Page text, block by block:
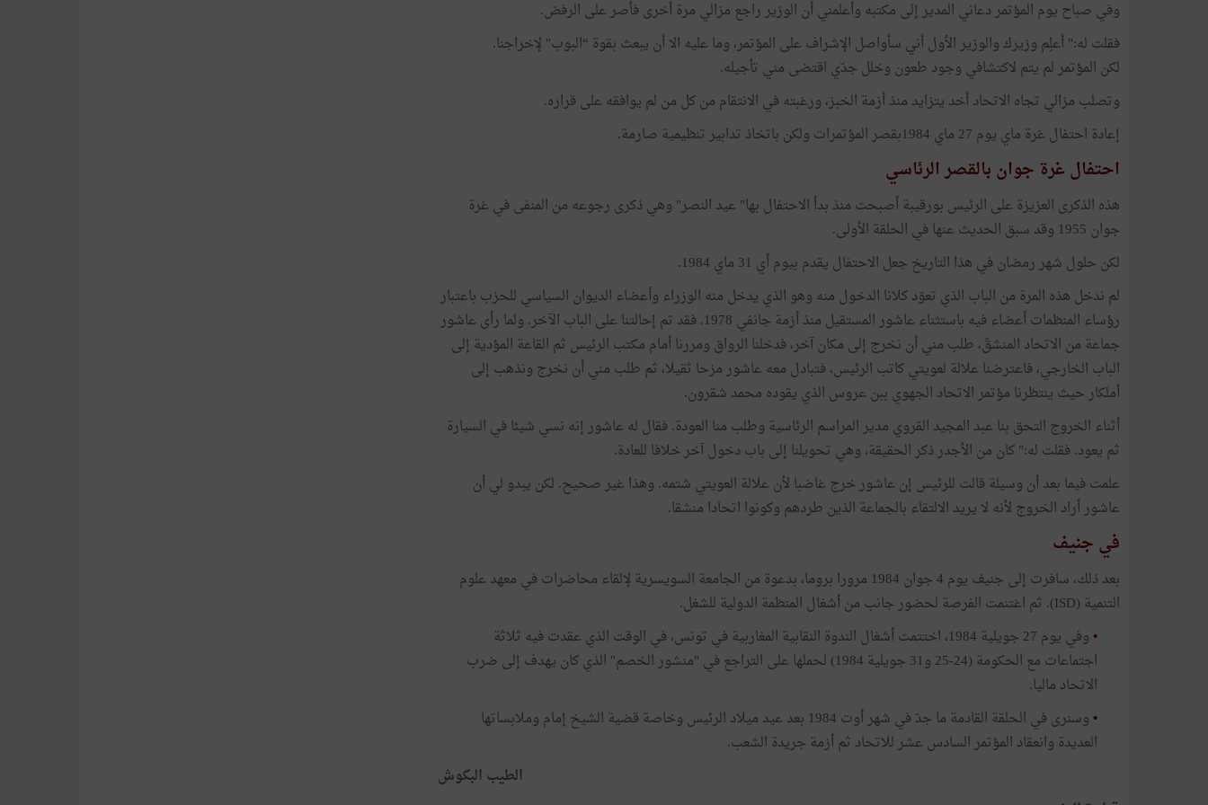
وفي صباح يوم المؤتمر دعاني المدير إلى مكتبه وأعلمني أن الوزير راجع مزالي مرة أخرى فأصر على الرفض.
فقلت له:" أعلِم وزيرك والوزير الأول أني سأواصل الإشراف على المؤتمر، وما عليه الا أن يبعث بقوة “البوب" لإخراجنا.
لكن المؤتمر لم يتم لاكتشافي وجود طعون وخلل جدّي اقتضى مني تأجيله.
وتصلب مزالي تجاه الاتحاد أخد يتزايد منذ أزمة الخبز، ورغبته في الانتقام من كل من لم يوافقه على قراره.
إعادة احتفال غرة ماي يوم 27 ماي 1984بقصر المؤتمرات ولكن باتخاذ تدابير تنظيمية صارمة.
احتفال غرة جوان بالقصر الرئاسي
هذه الذكرى العزيزة على الرئيس بورقيبة أصبحت منذ بدأ الاحتفال بها" عيد النصر" وهي ذكرى رجوعه من المنفى في غرة
جوان 1955 وقد سبق الحديث عنها في الحلقة الأولى.
لكن حلول شهر رمضان في هذا التاريخ جعل الاحتفال يقدم بيوم أي 31 ماي 1984.
لم ندخل هذه المرة من الباب الذي تعوّد كلانا الدخول منه وهو الذي يدخل منه الوزراء وأعضاء الديوان السياسي للحزب باعتبار
رؤساء المنظمات أعضاء فيه باستثناء عاشور المستقيل منذ أزمة جانفي 1978. فقد تم إحالتنا على الباب الآخر. ولما رأى عاشور
جماعة من الاتحاد المنشقّ، طلب مني أن نخرج إلى مكان آخر، فدخلنا الرواق ومررنا أمام مكتب الرئيس ثم القاعة المؤدية إلى
الباب الخارجي، فاعترضنا علالة لعويتي كاتب الرئيس، فتبادل معه عاشور مزحا ثقيلا، ثم طلب مني أن نخرج ونذهب إلى
أملكار حيث ينتظرنا مؤتمر الاتحاد الجهوي ببن عروس الذي يقوده محمد شقرون.
أثناء الخروج التحق بنا عبد المجيد القروي مدير المراسم الرئاسية وطلب منا العودة. فقال له عاشور إنه نسي شيئا في السيارة
ثم يعود. فقلت له:" كان من الأجدر ذكر الحقيقة، وهي تحويلنا إلى باب دخول آخر خلافا للعادة.
علمت فيما بعد أن وسيلة قالت للرئيس إن عاشور خرج غاضبا لأن علالة العويتي شتمه. وهذا غير صحيح. لكن يبدو لي أن
عاشور أراد الخروج لأنه لا يريد الالتقاء بالجماعة الذين طردهم وكونوا اتحادا منشقا.
في جنيف
بعد ذلك، سافرت إلى جنيف يوم 4 جوان 1984 مرورا بروما، بدعوة من الجامعة السويسرية لإلقاء محاضرات في معهد علوم
التنمية (ISD). ثم اغتنمت الفرصة لحضور جانب من أشغال المنظمة الدولية للشغل.
•
وفي يوم 27 جويلية 1984، اختتمت أشغال الندوة النقابية المغاربية في تونس، في الوقت الذي عقدت فيه ثلاثة
اجتماعات مع الحكومة (24-25 و31 جويلية 1984) لحملها على التراجع في "منشور الخصم" الذي كان يهدف إلى ضرب
الاتحاد ماليا.
•
وسنرى في الحلقة القادمة ما جدّ في شهر أوت 1984 بعد عيد ميلاد الرئيس وخاصة قضية الشيخ إمام وملابساتها
العديدة وانعقاد المؤتمر السادس عشر للاتحاد ثم أزمة جريدة الشعب.
الطيب البكوش